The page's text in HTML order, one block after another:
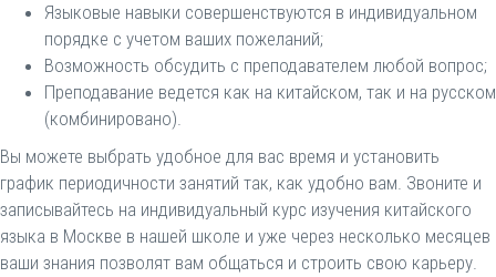
Языковые навыки совершенствуются в индивидуальном
порядке с учетом ваших пожеланий;
Возможность обсудить с преподавателем любой вопрос;
Преподавание ведется как на китайском, так и на русском
(комбинировано).
Вы можете выбрать удобное для вас время и установить
график периодичности занятий так, как удобно вам. Звоните и
записывайтесь на индивидуальный курс изучения китайского
языка в Москве в нашей школе и уже через несколько месяцев
ваши знания позволят вам общаться и строить свою карьеру.